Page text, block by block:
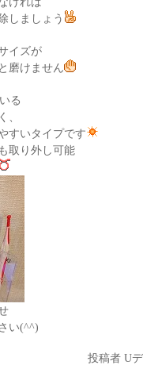
しましょう
イズが
磨けません
る
、
すいタイプです
取り外し可能
い(^^)
投稿者 U